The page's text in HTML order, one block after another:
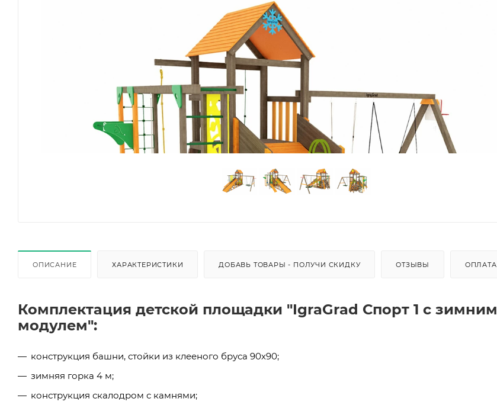
ОПИСАНИЕ ХАРАКТЕРИСТИКИ ДОБАВЬ ТОВАРЫ - ПОЛУЧИ СКИДКУ ОТЗЫВЫ ОПЛАТА
Комплектация детской площадки "IgraGrad Спорт 1 с зимним
модулем":
конструкция башни, стойки из клееного бруса 90х90;
зимняя горка 4 м;
конструкция скалодром с камнями;